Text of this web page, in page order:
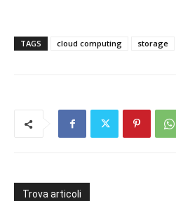
TAGS cloud computing storage
Trova articoli